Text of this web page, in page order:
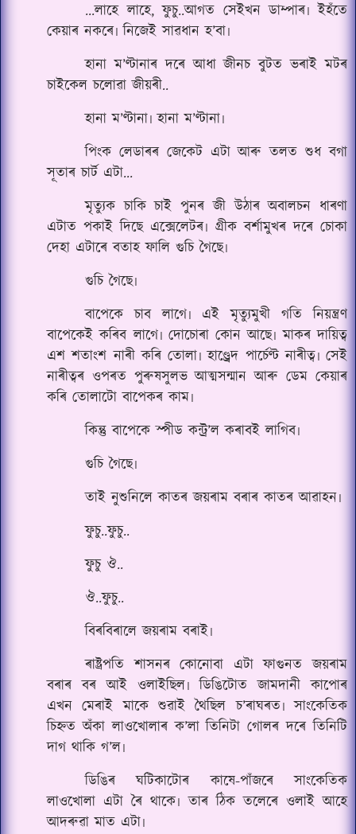
...লাহে লাহে, ফুচু..আগত সেইখন ডাম্পাৰ৷ ইহঁতে
কেয়াৰ নকৰে৷ নিজেই সাৱধান হ’বা৷
হানা ম’ণ্টানাৰ দৰে আধা জীনচ বুটত ভৰাই মটৰ
চাইকেল চলোৱা জীয়ৰী..
হানা ম’ণ্টানা৷ হানা ম’ণ্টানা৷
পিংক লেডাৰৰ জেকেট এটা আৰু তলত শুধ বগা
সূতাৰ চাৰ্ট এটা...
মৃত্যুক চাকি চাই পুনৰ জী উঠাৰ অবালচন ধাৰণা
এটাত পকাই দিছে এক্সেলেটৰ৷ গ্ৰীক বৰ্শামুখৰ দৰে চোকা
দেহা এটাৰে বতাহ ফালি গুচি গৈছে৷
গুচি গৈছে৷
বাপেকে চাব লাগে৷ এই মৃত্যুমুখী গতি নিয়ন্ত্ৰণ
বাপেকেই কৰিব লাগে৷ দোচোৰা কোন আছে৷ মাকৰ দায়িত্ব
এশ শতাংশ নাৰী কৰি তোলা৷ হাণ্ড্ৰেদ পাৰ্চেণ্ট নাৰীত্ব৷ সেই
নাৰীত্বৰ ওপৰত পুৰুষসুলভ আত্মসন্মান আৰু ডেম কেয়াৰ
কৰি তোলাটো বাপেকৰ কাম৷
কিন্তু বাপেকে স্পীড কন্ট্ৰ’ল কৰাব‌ই লাগিব৷
গুচি গৈছে৷
তাই নুশুনিলে কাতৰ জয়ৰাম বৰাৰ কাতৰ আৱাহন৷
ফুচু..ফুচু..
ফুচু ঔ..
ঔ..ফুচু..
বিৰবিৰালে জয়ৰাম বৰাই৷
ৰাষ্ট্ৰপতি শাসনৰ কোনোবা এটা ফাগুনত জয়ৰাম
বৰাৰ বৰ আই ওলাইছিল৷ ডিঙিটোত জামদানী কাপোৰ
এখন মেৰাই মাকে শুৱাই থৈছিল চ’ৰাঘৰত৷ সাংকেতিক
চিহ্নত অঁকা লাওখোলাৰ ক’লা তিনিটা গোলৰ দৰে তিনিটি
দাগ থাকি গ’ল৷
ডিঙিৰ ঘটিকাটোৰ কাষে-পাঁজৰে সাংকেতিক
লাওখোলা এটা ৰৈ থাকে৷ তাৰ ঠিক তলেৰে ওলাই আহে
আদৰুৱা মাত এটা৷